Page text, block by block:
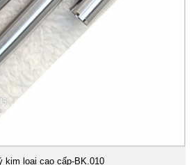
kim loại cao cấp-BK.010